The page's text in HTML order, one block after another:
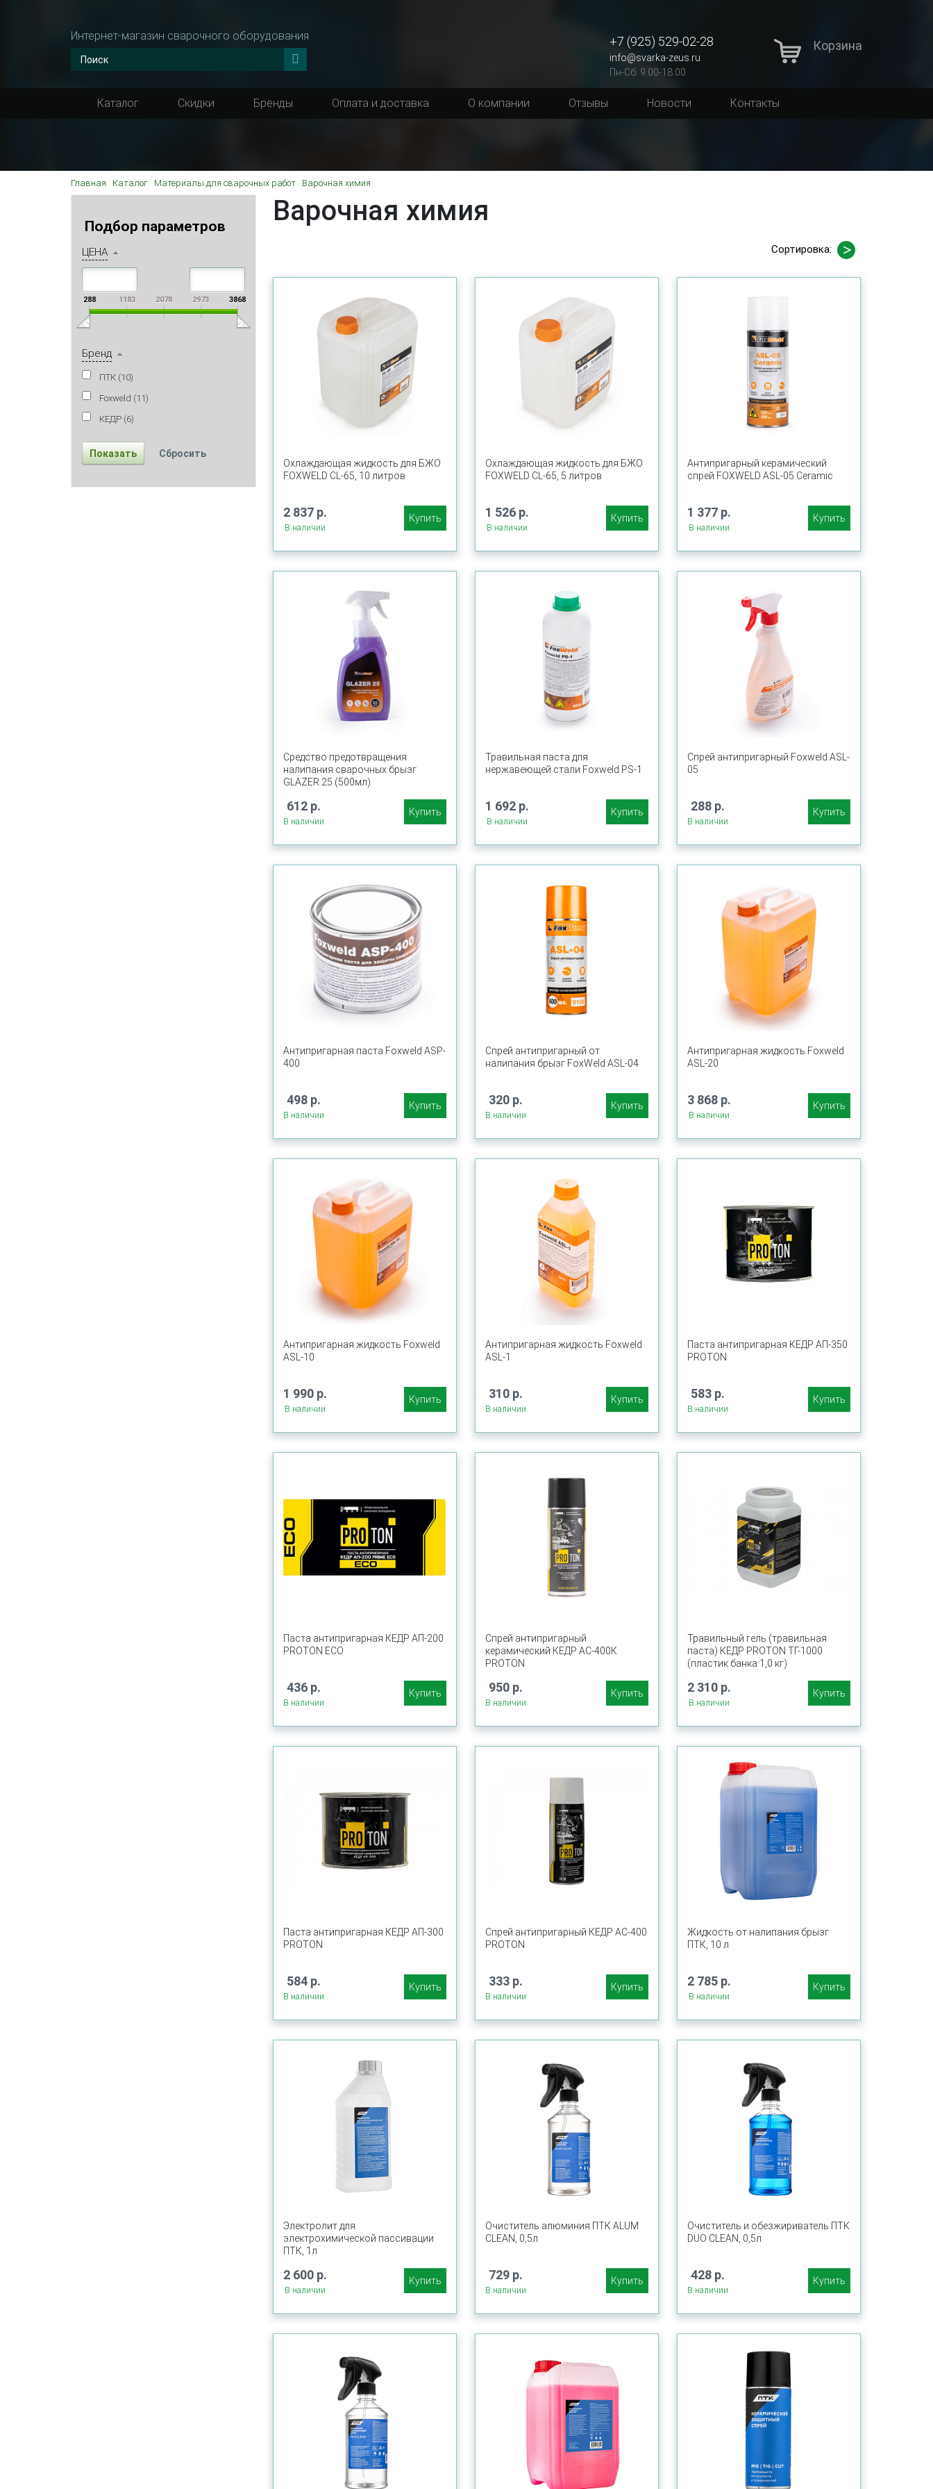
Интернет-магазин сварочного оборудования +7 (925) 529-02-28
info@svarka-zeus.ru
Пн-Сб: 9:00-18:00
Корзина
Каталог Скидки Бренды Оплата и доставка О компании Отзывы Новости Контакты
Главная Каталог Материалы для сварочных работ Варочная химия
Подбор параметров
ЦЕНА
288 1183 2078 2973 3868
Бренд
ПТК (10)
Foxweld (11)
КЕДР (6)
Варочная химия
Сортировка:
Охлаждающая жидкость для БЖО
FOXWELD CL-65, 10 литров
2 837 р.
В наличии
Купить
Охлаждающая жидкость для БЖО
FOXWELD CL-65, 5 литров
1 526 р.
В наличии
Купить
Антипригарный керамический
спрей FOXWELD ASL-05 Ceramic
1 377 р.
В наличии
Купить
Средство предотвращения
налипания сварочных брызг
GLAZER 25 (500мл)
612 р.
В наличии
Купить
Травильная паста для
нержавеющей стали Foxweld PS-1
1 692 р.
В наличии
Купить
Спрей антипригарный Foxweld ASL-
05
288 р.
В наличии
Купить
Антипригарная паста Foxweld ASP-
400
498 р.
В наличии
Купить
Спрей антипригарный от
налипания брызг FoxWeld ASL-04
320 р.
В наличии
Купить
Антипригарная жидкость Foxweld
ASL-20
3 868 р.
В наличии
Купить
Антипригарная жидкость Foxweld
ASL-10
1 990 р.
В наличии
Купить
Антипригарная жидкость Foxweld
ASL-1
310 р.
В наличии
Купить
Паста антипригарная КЕДР АП-350
PROTON
583 р.
В наличии
Купить
Паста антипригарная КЕДР АП-200
PROTON ECO
436 р.
В наличии
Купить
Спрей антипригарный
керамический КЕДР АС-400К
PROTON
950 р.
В наличии
Купить
Травильный гель (травильная
паста) КЕДР PROTON ТГ-1000
(пластик банка 1,0 кг)
2 310 р.
В наличии
Купить
Паста антипригарная КЕДР АП-300
PROTON
584 р.
В наличии
Купить
Спрей антипригарный КЕДР АС-400
PROTON
333 р.
В наличии
Купить
Жидкость от налипания брызг
ПТК, 10 л
2 785 р.
В наличии
Купить
Электролит для
электрохимической пассивации
ПТК, 1л
2 600 р.
В наличии
Купить
Очиститель алюминия ПТК ALUM
CLEAN, 0,5л
729 р.
В наличии
Купить
Очиститель и обезжириватель ПТК
DUO CLEAN, 0,5л
428 р.
В наличии
Купить